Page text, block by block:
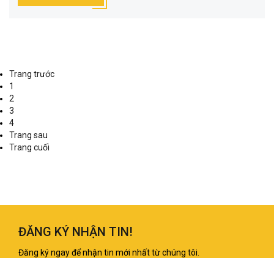
Trang trước
1
2
3
4
Trang sau
Trang cuối
ĐĂNG KÝ NHẬN TIN!
Đăng ký ngay để nhận tin mới nhất từ chúng tôi.